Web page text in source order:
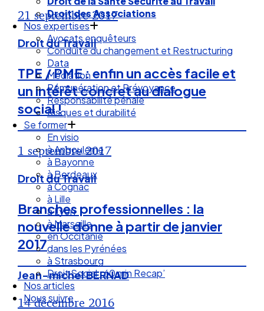
Droit des Associations
Nos expertises
Avocats enquêteurs
Conduite du changement et Restructuring
Data
Médiation
Rémunération et Prévoyance
Responsabilité pénale
Risques et durabilité
Se former
En visio
à Angouleme
à Bayonne
à Bordeaux
à Cognac
à Lille
à Lyon
à Marseille
en Occitanie
dans les Pyrénées
à Strasbourg
Droit Social : 60 min Recap’
Nos articles
Nous suivre
21 septembre 2017
Droit du Travail
TPE / PME : enfin un accès facile et
un intérêt concret au dialogue
social !
1 septembre 2017
Droit du Travail
Branches professionnelles : la
nouvelle donne à partir de janvier
2017
Jean-michel BERNAD
14 décembre 2016